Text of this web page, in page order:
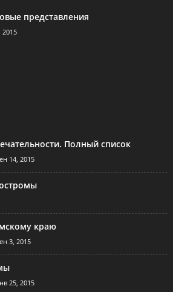
представления
2015
Полный список
14, 2015
краю
3, 2015
25, 2015